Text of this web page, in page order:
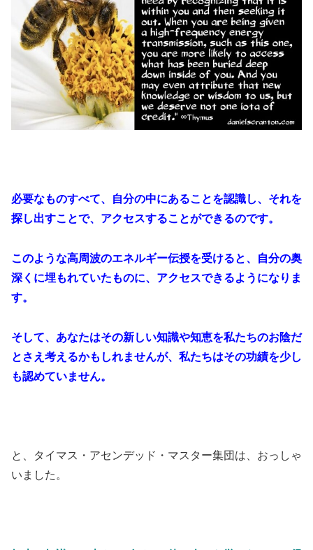
必要なものすべて、自分の中にあることを認識し、それを
探し出すことで、アクセスすることができるのです。
このような高周波のエネルギー伝授を受けると、自分の奥
深くに埋もれていたものに、アクセスできるようになりま
す。
そして、あなたはその新しい知識や知恵を私たちのお陰だ
とさえ考えるかもしれませんが、私たちはその功績を少し
も認めていません。
と、タイマス・アセンデッド・マスター集団は、おっしゃ
いました。